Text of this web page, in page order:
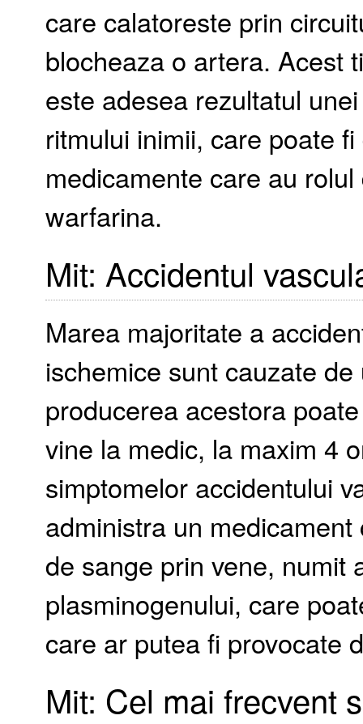
care calatoreste prin
blocheaza o artera. Acest
este adesea rezultatul
ritmului inimii, care poate
medicamente care au
warfarina.
Mit: Accidentul
Marea majoritate a
ischemice sunt cauzate
producerea acestora
vine la medic, la maxim 4
simptomelor accidentului
administra un
de sange prin vene, numit
plasminogenului, care
care ar putea fi provocate
Mit: Cel mai frecvent